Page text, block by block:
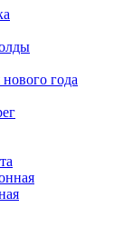
года